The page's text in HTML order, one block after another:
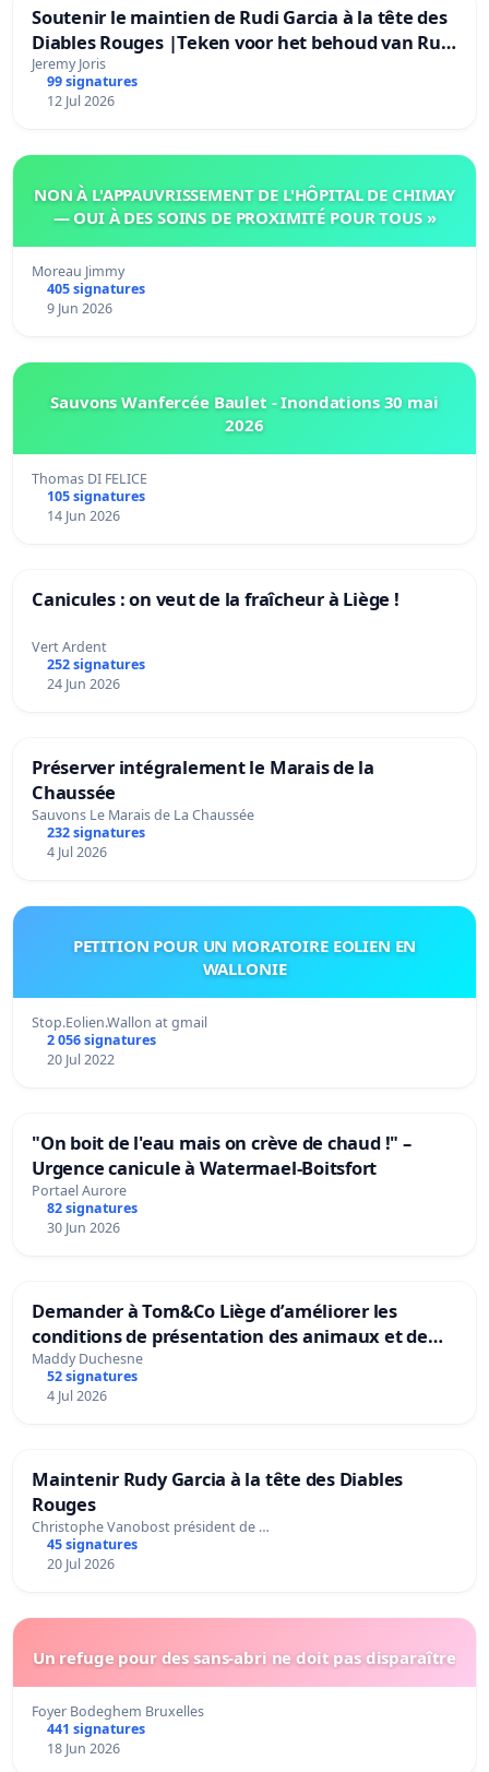
Soutenir le maintien de Rudi Garcia à la tête des
Diables Rouges |Teken voor het behoud van Rudi
Garcia als bondscoach
Jeremy Joris
99 signatures
12 Jul 2026
NON À L'APPAUVRISSEMENT DE L'HÔPITAL DE CHIMAY
— OUI À DES SOINS DE PROXIMITÉ POUR TOUS »
Moreau Jimmy
405 signatures
9 Jun 2026
Sauvons Wanfercée Baulet - Inondations 30 mai
2026
Thomas DI FELICE
105 signatures
14 Jun 2026
Canicules : on veut de la fraîcheur à Liège !
Vert Ardent
252 signatures
24 Jun 2026
Préserver intégralement le Marais de la
Chaussée
Sauvons Le Marais de La Chaussée
232 signatures
4 Jul 2026
PETITION POUR UN MORATOIRE EOLIEN EN
WALLONIE
Stop.Eolien.Wallon at gmail
2 056 signatures
20 Jul 2022
"On boit de l'eau mais on crève de chaud !" –
Urgence canicule à Watermael-Boitsfort
Portael Aurore
82 signatures
30 Jun 2026
Demander à Tom&Co Liège d’améliorer les
conditions de présentation des animaux et de
mettre fin à la vente d’animaux en magasin
Maddy Duchesne
52 signatures
4 Jul 2026
Maintenir Rudy Garcia à la tête des Diables
Rouges
Christophe Vanobost président de …
45 signatures
20 Jul 2026
Un refuge pour des sans-abri ne doit pas disparaître
Foyer Bodeghem Bruxelles
441 signatures
18 Jun 2026